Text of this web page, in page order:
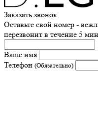
Заказать звонок
Оставьте свой номер -
перезвонит в течение 5
Ваше имя
Телефон (Обязательно)